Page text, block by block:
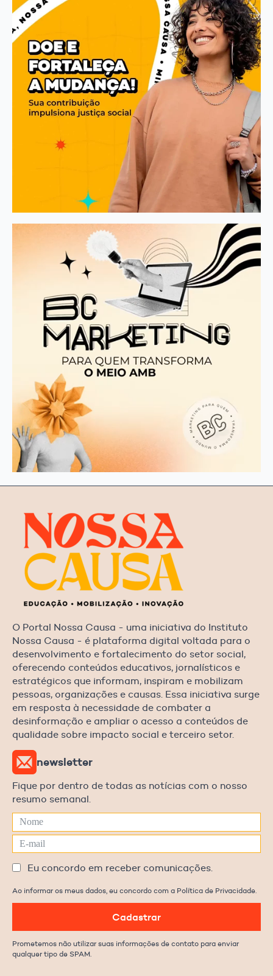
O Portal Nossa Causa - uma iniciativa do Instituto
Nossa Causa - é plataforma digital voltada para o
desenvolvimento e fortalecimento do setor social,
oferecendo conteúdos educativos, jornalísticos e
estratégicos que informam, inspiram e mobilizam
pessoas, organizações e causas. Essa iniciativa surge
em resposta à necessidade de combater a
desinformação e ampliar o acesso a conteúdos de
qualidade sobre impacto social e terceiro setor.
newsletter
Fique por dentro de todas as notícias com o nosso
resumo semanal.
Eu concordo em receber comunicações.
Ao informar os meus dados, eu concordo com a Política de Privacidade.
Cadastrar
Prometemos não utilizar suas informações de contato para enviar
qualquer tipo de SPAM.